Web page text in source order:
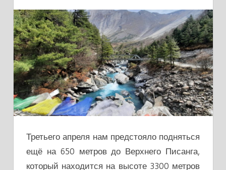
Третьего апреля нам предстояло подняться
ещё на 650 метров до Верхнего Писанга,
который находится на высоте 3300 метров